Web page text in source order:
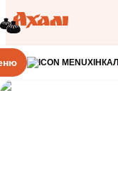
ХІНКАЛІ
Головна